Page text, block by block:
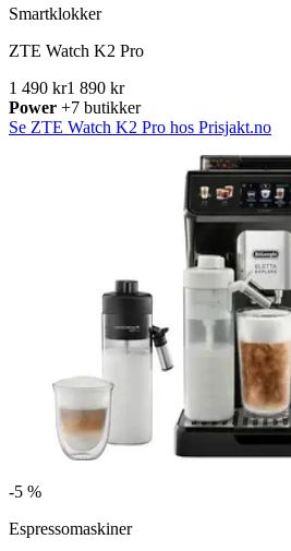
Smartklokker
ZTE Watch K2 Pro
1 490 kr1 890 kr
Power +7 butikker
Se ZTE Watch K2 Pro hos Prisjakt.no
-5 %
Espressomaskiner